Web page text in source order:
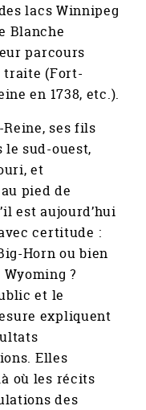
lacs Winnipeg
Blanche
parcours
traite (Fort-
en 1738, etc.).
Reine, ses fils
sud-ouest,
et
pied de
est aujourd’hui
certitude :
Horn ou bien
?
et le
expliquent
Elles
où les récits
des